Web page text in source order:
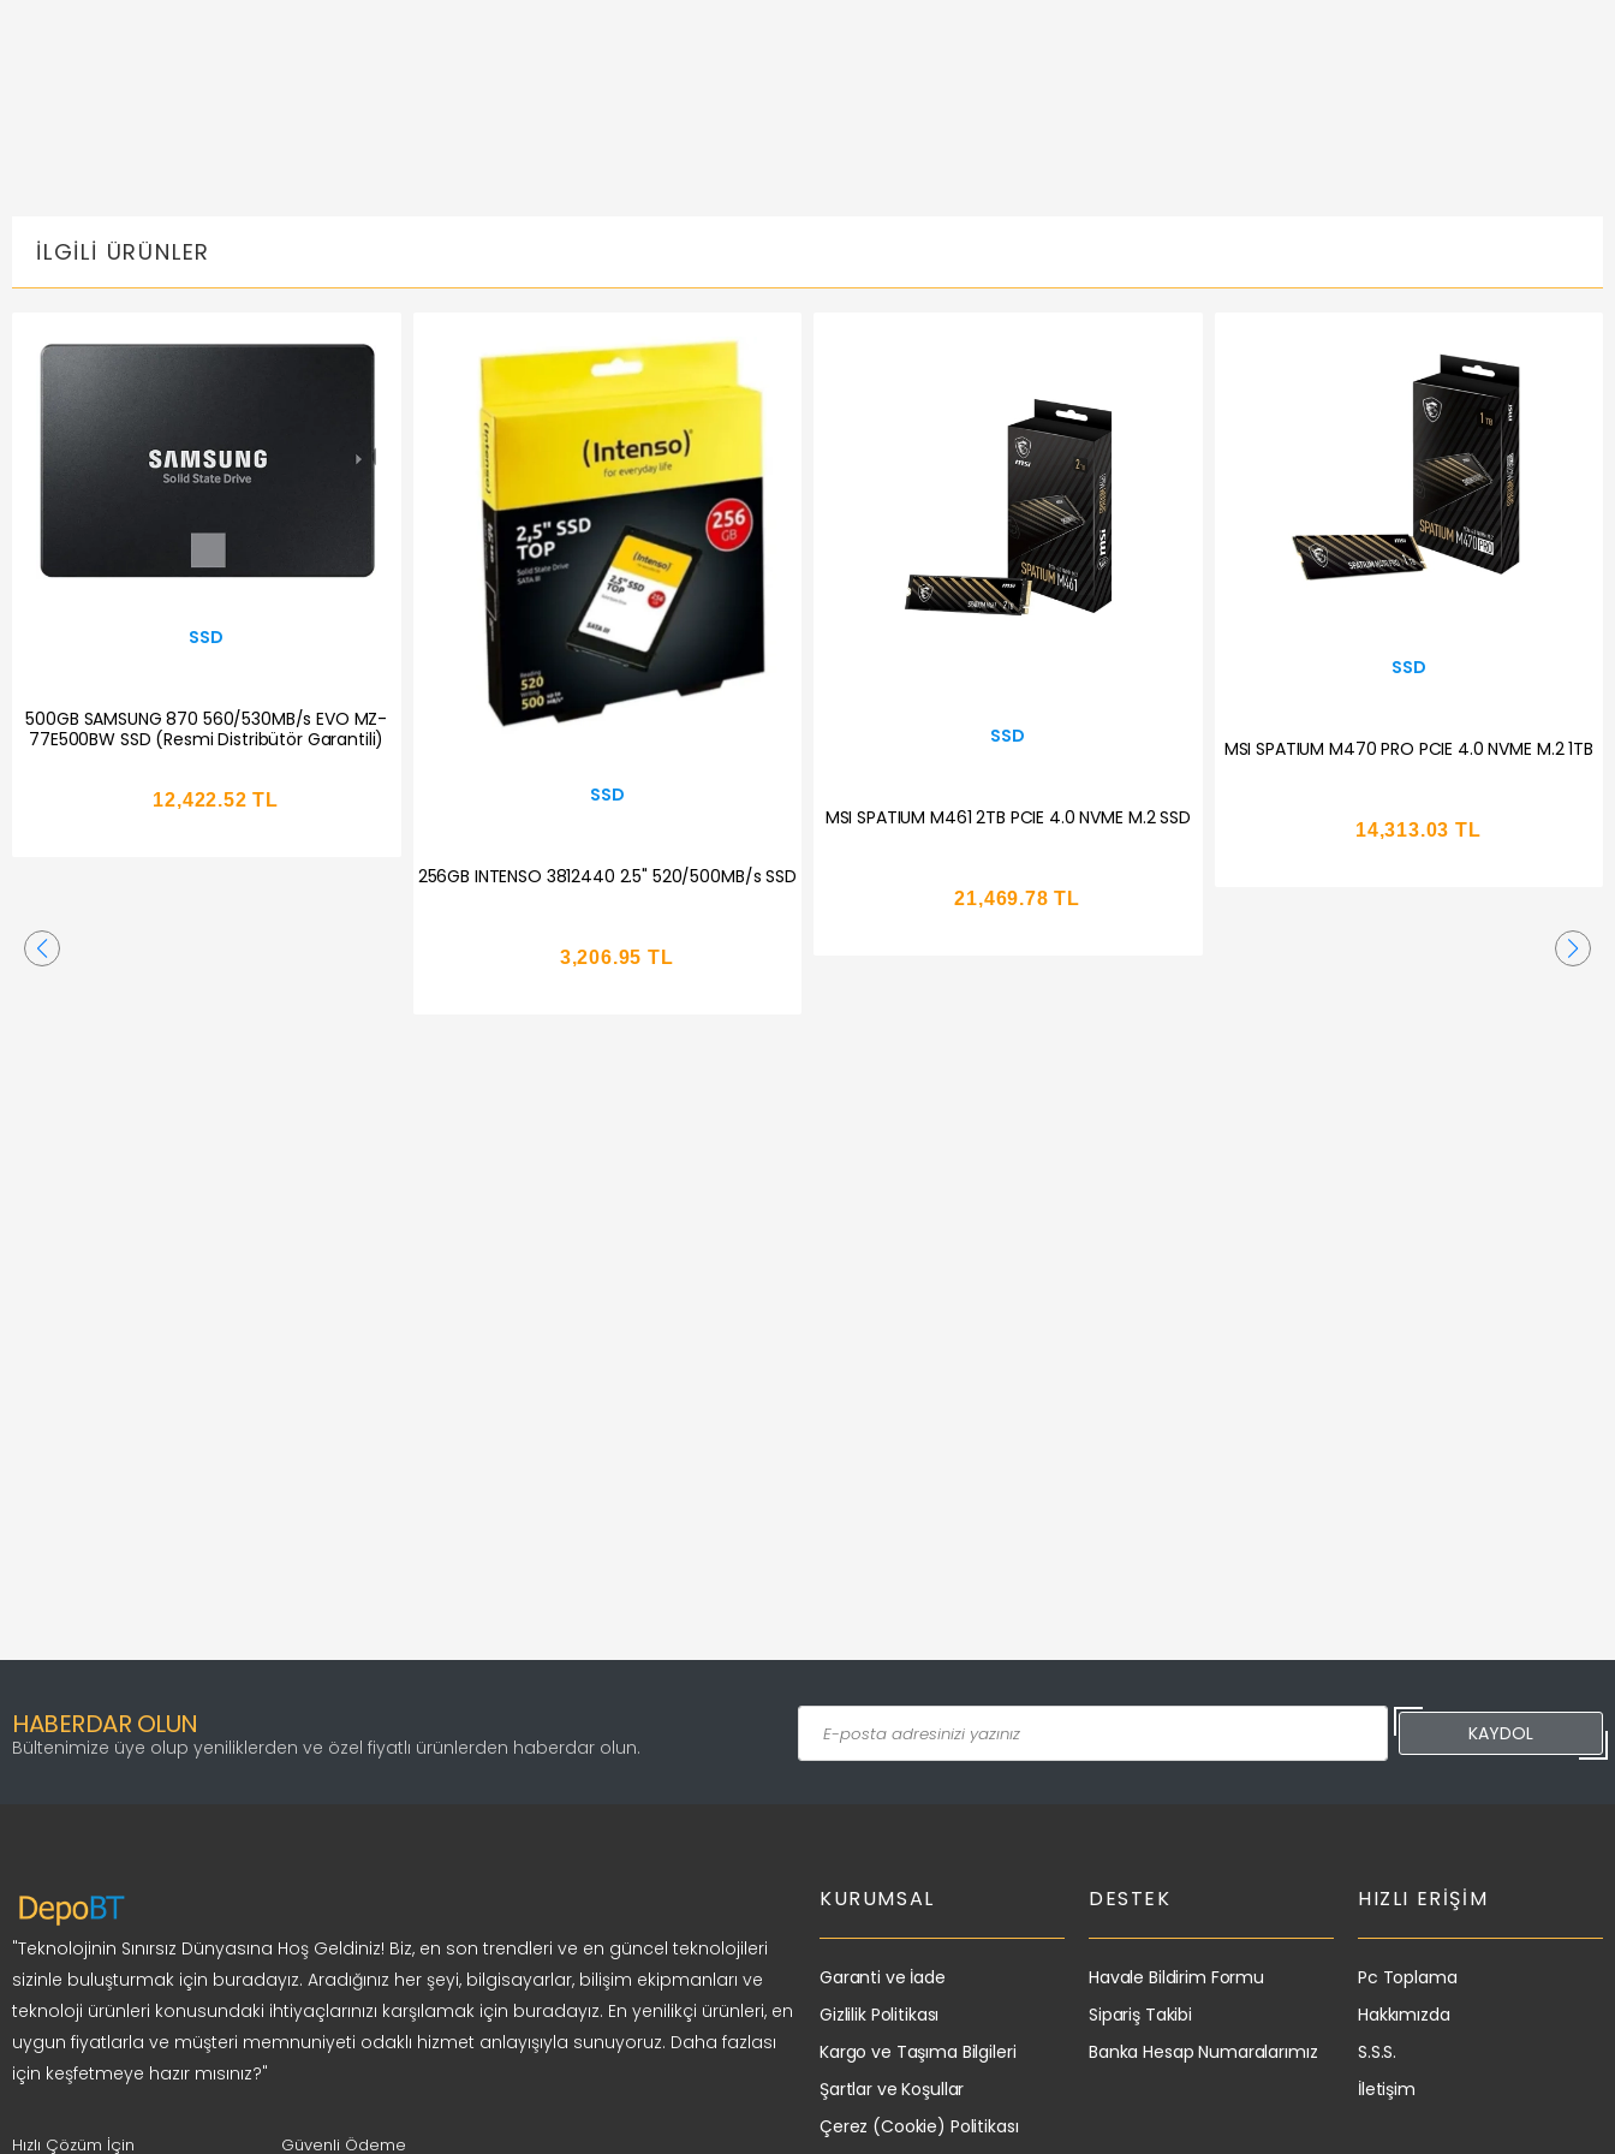
İLGILI ÜRÜNLER
SSD
MSI SPATIUM M461 2TB PCIE 4.0 NVME M.2 SSD
SSD
SSD
1TB MSI SPATIUM M461 PCIE 4.0 NVME M.2
12,490.23 TL
500GB WD BLUE SN5100 M.2 NVME
6600/5600MB/s WDS500G5B0E SSD
HABERDAR OLUN
Bültenimize üye olup yeniliklerden ve özel fiyatlı ürünlerden haberdar olun.
KAYDOL
"Teknolojinin Sınırsız Dünyasına Hoş Geldiniz! Biz, en son trendleri ve en güncel teknolojileri
sizinle buluşturmak için buradayız. Aradığınız her şeyi, bilgisayarlar, bilişim ekipmanları ve
teknoloji ürünleri konusundaki ihtiyaçlarınızı karşılamak için buradayız. En yenilikçi ürünleri, en
uygun fiyatlarla ve müşteri memnuniyeti odaklı hizmet anlayışıyla sunuyoruz. Daha fazlası
için keşfetmeye hazır mısınız?"
Hızlı Çözüm İçin Güvenli Ödeme
KURUMSAL
Garanti ve İade
Gizlilik Politikası
Kargo ve Taşıma Bilgileri
Şartlar ve Koşullar
Çerez (Cookie) Politikası
DESTEK
Havale Bildirim Formu
Sipariş Takibi
Banka Hesap Numaralarımız
HIZLI ERIŞIM
Pc Toplama
Hakkımızda
S.S.S.
İletişim